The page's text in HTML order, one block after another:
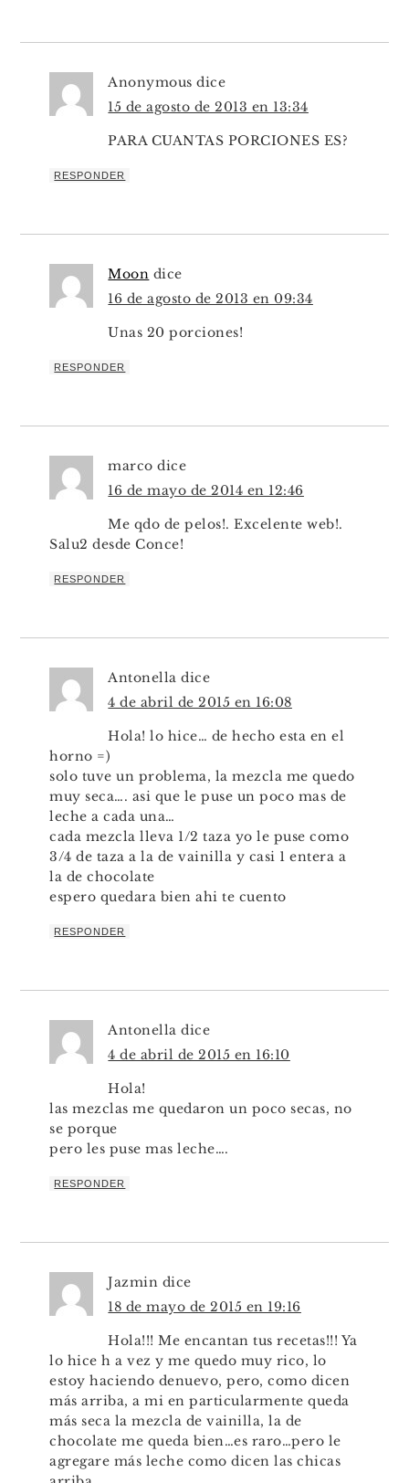
Anonymous dice
15 de agosto de 2013 en 13:34
PARA CUANTAS PORCIONES ES?
RESPONDER
Moon dice
16 de agosto de 2013 en 09:34
Unas 20 porciones!
RESPONDER
marco dice
16 de mayo de 2014 en 12:46
Me qdo de pelos!. Excelente web!.
Salu2 desde Conce!
RESPONDER
Antonella dice
4 de abril de 2015 en 16:08
Hola! lo hice… de hecho esta en el
horno =)
solo tuve un problema, la mezcla me quedo
muy seca…. asi que le puse un poco mas de
leche a cada una…
cada mezcla lleva 1/2 taza yo le puse como
3/4 de taza a la de vainilla y casi 1 entera a
la de chocolate
espero quedara bien ahi te cuento
RESPONDER
Antonella dice
4 de abril de 2015 en 16:10
Hola!
las mezclas me quedaron un poco secas, no
se porque
pero les puse mas leche….
RESPONDER
Jazmin dice
18 de mayo de 2015 en 19:16
Hola!!! Me encantan tus recetas!!! Ya
lo hice h a vez y me quedo muy rico, lo
estoy haciendo denuevo, pero, como dicen
más arriba, a mi en particularmente queda
más seca la mezcla de vainilla, la de
chocolate me queda bien…es raro…pero le
agregare más leche como dicen las chicas